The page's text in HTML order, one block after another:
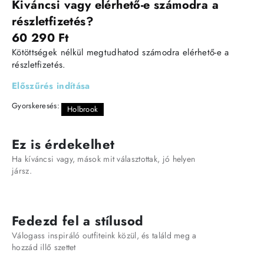
Kiváncsi vagy elérhető-e számodra a
részletfizetés?
60 290 Ft
Kötöttségek nélkül megtudhatod számodra elérhető-e a
részletfizetés.
Előszűrés indítása
Gyorskeresés: Holbrook
Ez is érdekelhet
Ha kíváncsi vagy, mások mit választottak, jó helyen
jársz.
Fedezd fel a stílusod
Válogass inspiráló outfiteink közül, és találd meg a
hozzád illő szettet